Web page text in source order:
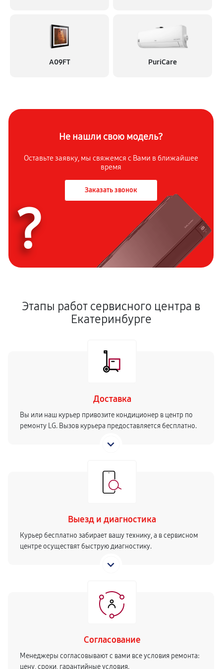
A09FT PuriCare
Не нашли свою модель?
Оставьте заявку, мы свяжемся с Вами в ближайшее
время
Заказать звонок
?
Этапы работ сервисного центра в
Екатеринбурге
Доставка
Вы или наш курьер привозите кондиционер в центр по
ремонту LG. Вызов курьера предоставляется бесплатно.
Выезд и диагностика
Курьер бесплатно забирает вашу технику, а в сервисном
центре осуществят быструю диагностику.
Согласование
Менеджеры согласовывают с вами все условия ремонта:
цену, сроки, гарантийные условия.